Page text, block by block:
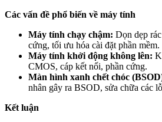
Các vấn đề phổ biến về máy tính
Máy tính chạy chậm: Dọn dẹp
cứng, tối ưu hóa cài đặt phần mềm.
Máy tính khởi động không lên:
CMOS, cáp kết nối, phần cứng.
Màn hình xanh chết chóc
nhân gây ra BSOD, sửa chữa các
Kết luận